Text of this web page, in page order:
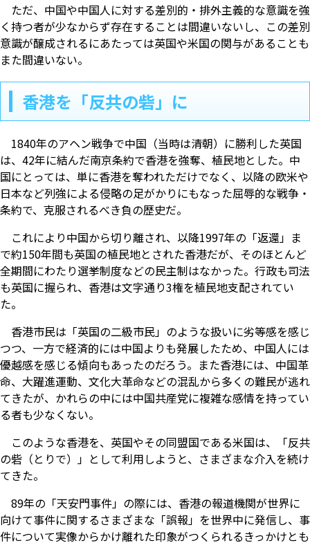
ただ、中国や中国人に対する差別的・排外主義的な意識を強
く持つ者が少なからず存在することは間違いないし、この差別
意識が醸成されるにあたっては英国や米国の関与があることも
また間違いない。
香港を「反共の砦」に
1840年のアヘン戦争で中国（当時は清朝）に勝利した英国
は、42年に結んだ南京条約で香港を強奪、植民地とした。中
国にとっては、単に香港を奪われただけでなく、以降の欧米や
日本など列強による侵略の足がかりにもなった屈辱的な戦争・
条約で、克服されるべき負の歴史だ。
これにより中国から切り離され、以降1997年の「返還」ま
で約150年間も英国の植民地とされた香港だが、そのほとんど
全期間にわたり選挙制度などの民主制はなかった。行政も司法
も英国に握られ、香港は文字通り3権を植民地支配されてい
た。
香港市民は「英国の二級市民」のような扱いに劣等感を感じ
つつ、一方で経済的には中国よりも発展したため、中国人には
優越感を感じる傾向もあったのだろう。また香港には、中国革
命、大躍進運動、文化大革命などの混乱から多くの難民が逃れ
てきたが、かれらの中には中国共産党に複雑な感情を持ってい
る者も少なくない。
このような香港を、英国やその同盟国である米国は、「反共
の砦（とりで）」として利用しようと、さまざまな介入を続け
てきた。
89年の「天安門事件」の際には、香港の報道機関が世界に
向けて事件に関するさまざまな「誤報」を世界中に発信し、事
件について実像からかけ離れた印象がつくられるきっかけとも